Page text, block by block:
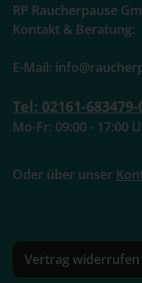
RP Raucherpause
Kontakt & Beratung:
E-Mail:
Tel: 02161-683479-
Mo-Fr: 09:00 - 17:00
Oder über unser
Vertrag widerrufen